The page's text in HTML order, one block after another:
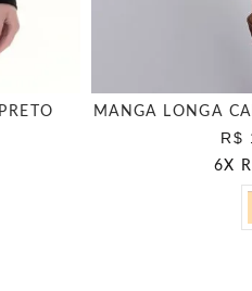
MANGA LONGA
R$
6X